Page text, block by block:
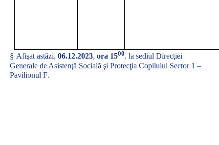
§ Afişat astăzi, 06.12.2023, ora 1500. la sediul Direcţiei
Generale de Asistenţă Socială şi Protecţia Copilului Sector 1 –
Pavilionul F.